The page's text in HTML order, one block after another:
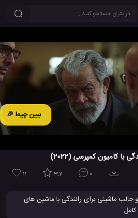
ببین چیه! 🎉
11 3.7 0
جالب ماشینی برای رانندگی با ماشین های